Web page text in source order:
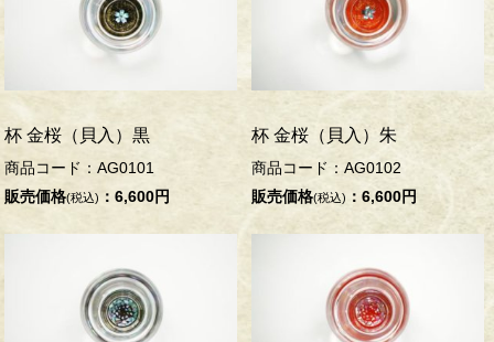
杯 金桜（貝入）黒
商品コード：AG0101
販売価格(税込) ：6,600円
杯 金桜（貝入）朱
商品コード：AG0102
販売価格(税込) ：6,600円